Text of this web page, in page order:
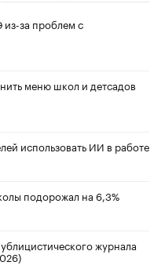
из-за проблем с
меню школ и детсадов
использовать ИИ в работе
подорожал на 6,3%
журнала